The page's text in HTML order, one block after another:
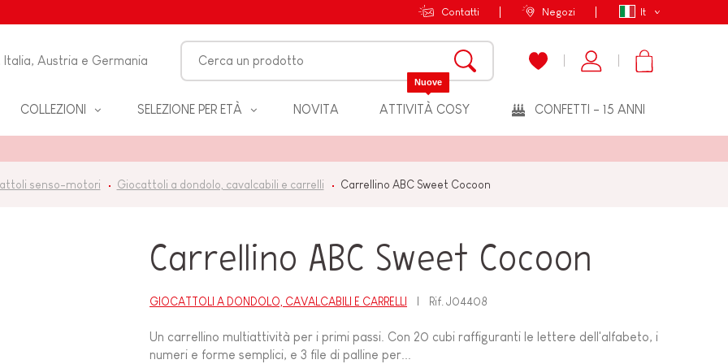
It
Contatti Negozi
Italia, Austria e Germania
COLLEZIONI SELEZIONE PER ETÀ NOVITA ATTIVITÀ COSY
Nuove
CONFETTI - 15 ANNI
senso-motori Giocattoli a dondolo, cavalcabili e carrelli Carrellino ABC Sweet Cocoon
Carrellino ABC Sweet Cocoon
GIOCATTOLI A DONDOLO, CAVALCABILI E CARRELLI Rif.J04408
Un carrellino multiattività per i primi passi. Con 20 cubi raffiguranti le lettere dell'alfabeto, i
numeri e forme semplici, e 3 file di palline per...